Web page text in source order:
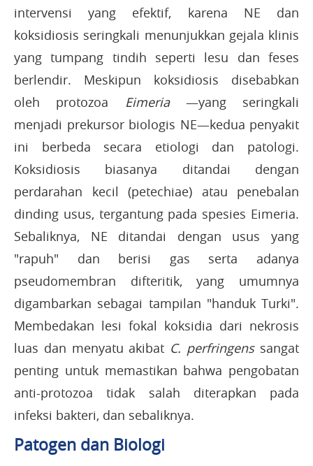
intervensi yang efektif, karena NE dan
koksidiosis seringkali menunjukkan gejala klinis
yang tumpang tindih seperti lesu dan feses
berlendir. Meskipun koksidiosis disebabkan
oleh protozoa
Eimeria—yang seringkali
menjadi prekursor biologis NE—kedua penyakit
ini berbeda secara etiologi dan patologi.
Koksidiosis biasanya ditandai dengan
perdarahan kecil (petechiae) atau penebalan
dinding usus, tergantung pada spesies Eimeria.
Sebaliknya, NE ditandai dengan usus yang
"rapuh" dan berisi gas serta adanya
pseudomembran difteritik, yang umumnya
digambarkan sebagai tampilan "handuk Turki".
Membedakan lesi fokal koksidia dari nekrosis
luas dan menyatu akibat C. perfringenssangat
penting untuk memastikan bahwa pengobatan
anti-protozoa tidak salah diterapkan pada
infeksi bakteri, dan sebaliknya.
Patogen dan Biologi